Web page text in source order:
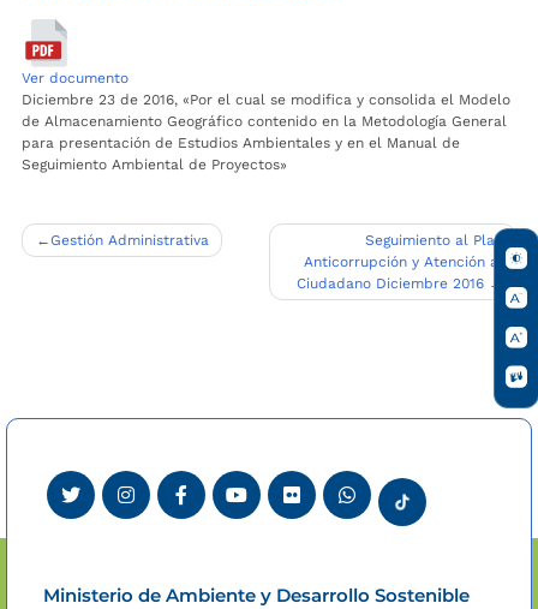
Ver documento
Diciembre 23 de 2016, «Por el cual se modifica y consolida el Modelo
de Almacenamiento Geográfico contenido en la Metodología General
para presentación de Estudios Ambientales y en el Manual de
Seguimiento Ambiental de Proyectos»
Navegación
Gestión Administrativa
Seguimiento al Plan
Anticorrupción y Atención al
Ciudadano Diciembre 2016
Ministerio de Ambiente y Desarrollo Sostenible